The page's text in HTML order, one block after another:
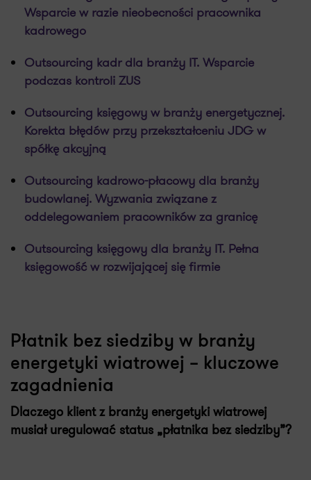
Wsparcie w razie nieobecności pracownika
kadrowego
Outsourcing kadr dla branży IT. Wsparcie
podczas kontroli ZUS
Outsourcing księgowy w branży energetycznej.
Korekta błędów przy przekształceniu JDG w
spółkę akcyjną
Outsourcing kadrowo-płacowy dla branży
budowlanej. Wyzwania związane z
oddelegowaniem pracowników za granicę
Outsourcing księgowy dla branży IT. Pełna
księgowość w rozwijającej się firmie
Płatnik bez siedziby w branży
energetyki wiatrowej – kluczowe
zagadnienia
Dlaczego klient z branży energetyki wiatrowej
musiał uregulować status „płatnika bez siedziby”?